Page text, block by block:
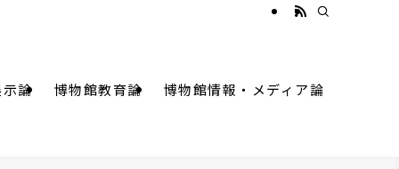
論 博物館教育論 博物館情報・メディア論